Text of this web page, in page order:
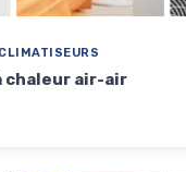
chaleur air-air